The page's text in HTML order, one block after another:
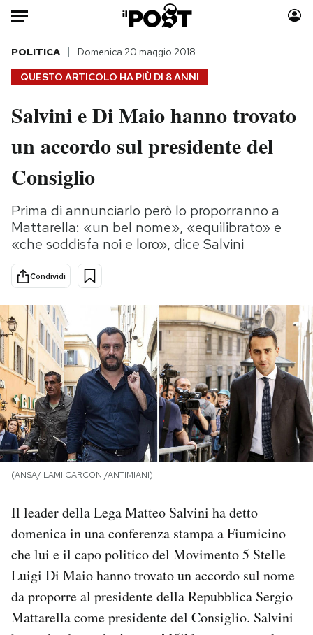
Auto
HOME
Italia
Politica
Tecnologia
Scienza
Cultura
Sport
Moda
Consumismi
Media
Europa
PODCAST
NEWSLETTER
I MIEI PREFERITI
SHOP
AREA PERSONALE
Area Personale
Newsletter
QUESTO ARTICOLO HA PIÙ DI 8 ANNI
POLITICA Domenica 20 maggio 2018
Salvini e Di Maio hanno trovato
un accordo sul presidente del
Consiglio
Prima di annunciarlo però lo proporranno a
Mattarella: «un bel nome», «equilibrato» e
«che soddisfa noi e loro», dice Salvini
Condividi
(ANSA/ LAMI CARCONI/ANTIMIANI)
Il leader della Lega Matteo Salvini ha detto
domenica in una conferenza stampa a Fiumicino
che lui e il capo politico del Movimento 5 Stelle
Luigi Di Maio hanno trovato un accordo sul nome
da proporre al presidente della Repubblica Sergio
Mattarella come presidente del Consiglio. Salvini